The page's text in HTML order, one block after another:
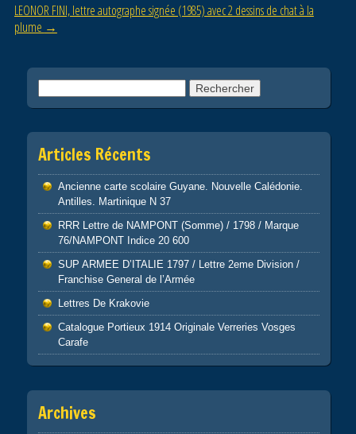
k
LEONOR FINI, lettre autographe signée (1985) avec 2 dessins de chat à la
plume →
Articles Récents
Ancienne carte scolaire Guyane. Nouvelle Calédonie.
Antilles. Martinique N 37
RRR Lettre de NAMPONT (Somme) / 1798 / Marque
76/NAMPONT Indice 20 600
SUP ARMEE D’ITALIE 1797 / Lettre 2eme Division /
Franchise General de l’Armée
Lettres De Krakovie
Catalogue Portieux 1914 Originale Verreries Vosges
Carafe
Archives